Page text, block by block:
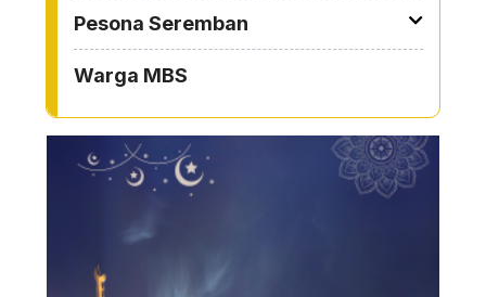
Pesona Seremban
Warga MBS